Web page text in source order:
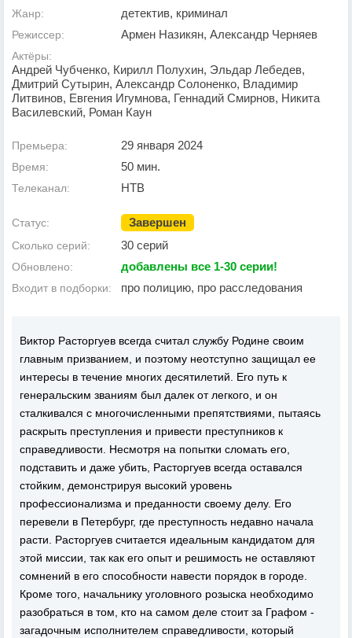
Жанр: детектив, криминал
Режиссер: Армен Назикян, Александр Черняев
Актёры:
Андрей Чубченко, Кирилл Полухин, Эльдар Лебедев,
Дмитрий Сутырин, Александр Солоненко, Владимир
Литвинов, Евгения Игумнова, Геннадий Смирнов, Никита
Василевский, Роман Каун
Премьера: 29 января 2024
Время: 50 мин.
Телеканал: НТВ
Статус: Завершен
Сколько серий: 30 серий
Обновлено: добавлены все 1-30 серии!
Входит в подборки: про полицию, про расследования
Виктор Расторгуев всегда считал службу Родине своим
главным призванием, и поэтому неотступно защищал ее
интересы в течение многих десятилетий. Его путь к
генеральским званиям был далек от легкого, и он
сталкивался с многочисленными препятствиями, пытаясь
раскрыть преступления и привести преступников к
справедливости. Несмотря на попытки сломать его,
подставить и даже убить, Расторгуев всегда оставался
стойким, демонстрируя высокий уровень
профессионализма и преданности своему делу. Его
перевели в Петербург, где преступность недавно начала
расти. Расторгуев считается идеальным кандидатом для
этой миссии, так как его опыт и решимость не оставляют
сомнений в его способности навести порядок в городе.
Кроме того, начальнику уголовного розыска необходимо
разобраться в том, кто на самом деле стоит за Графом -
загадочным исполнителем справедливости, который